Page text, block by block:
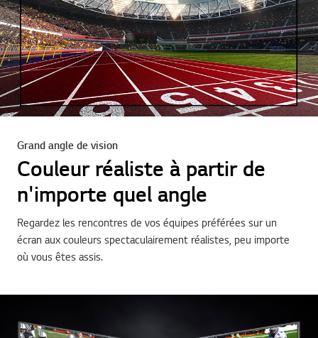
Grand angle de vision
Couleur réaliste à partir de
n'importe quel angle
Regardez les rencontres de vos équipes préférées sur un
écran aux couleurs spectaculairement réalistes, peu importe
où vous êtes assis.